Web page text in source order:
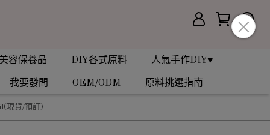
容保養品 DIY各式原料
人氣手作DIY♥
我要發問
OEM/ODM 原料挑選指南
現貨/預訂)